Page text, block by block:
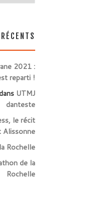
2021 :
reparti !
dans UTMJ
danteste
le récit
Alissonne
Rochelle
de la
Rochelle